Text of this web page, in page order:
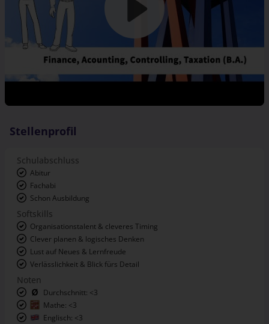
Stellenprofil
Schulabschluss
Abitur
Fachabi
Schon Ausbildung
Softskills
Organisationstalent & cleveres Timing
Clever planen & logisches Denken
Lust auf Neues & Lernfreude
Verlässlichkeit & Blick fürs Detail
Noten
Durchschnitt: <3
Mathe: <3
Englisch: <3